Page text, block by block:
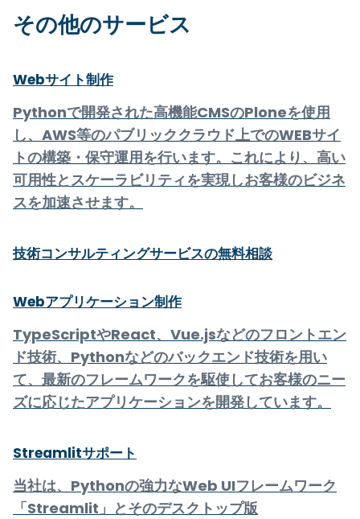
その他のサービス
Webサイト制作
Pythonで開発された高機能CMSのPloneを使用
し、AWS等のパブリッククラウド上でのWEBサイ
トの構築・保守運用を行います。これにより、高い
可用性とスケーラビリティを実現しお客様のビジネ
スを加速させます。
技術コンサルティングサービスの無料相談
Webアプリケーション制作
TypeScriptやReact、Vue.jsなどのフロントエン
ド技術、Pythonなどのバックエンド技術を用い
て、最新のフレームワークを駆使してお客様のニー
ズに応じたアプリケーションを開発しています。
Streamlitサポート
当社は、Pythonの強力なWeb UIフレームワーク
「Streamlit」とそのデスクトップ版